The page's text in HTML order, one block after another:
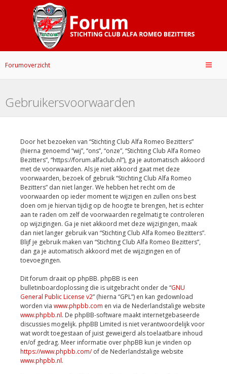
Forumoverzicht
Gebruikersvoorwaarden
Door het bezoeken van “Stichting Club Alfa Romeo Bezitters”
(hierna genoemd “wij”, “ons”, “onze”, “Stichting Club Alfa Romeo
Bezitters”, “https://forum.alfaclub.nl”), ga je automatisch akkoord
met de voorwaarden. Als je niet akkoord gaat met deze
voorwaarden, bezoek of gebruik “Stichting Club Alfa Romeo
Bezitters” dan niet langer. We hebben het recht om de
voorwaarden op ieder moment te wijzigen en zullen ons best
doen om je hiervan tijdig op de hoogte te brengen, het is echter
aan te raden om zelf de voorwaarden regelmatig te controleren
op wijzigingen. Ga je niet akkoord met deze wijzigingen, maak
dan niet langer gebruik van “Stichting Club Alfa Romeo Bezitters”.
Blijf je gebruik maken van “Stichting Club Alfa Romeo Bezitters”,
dan ga je automatisch akkoord met de wijzigingen en of
toevoegingen.
Dit forum draait op phpBB. phpBB is een
bulletinboardoplossing die is uitgebracht onder de “GNU
General Public License v2” (hierna “GPL”) en kan gedownload
worden via www.phpbb.com en via de Nederlandstalige website
www.phpbb.nl. De phpBB-software maakt internetgebaseerde
discussies mogelijk. phpBB Limited is niet verantwoordelijk voor
wat wordt toegestaan of juist geweigerd als toelaatbare inhoud
en/of gedrag. Meer informatie over phpBB kun je vinden op
https://www.phpbb.com/of de Nederlandstalige website
www.phpbb.nl.